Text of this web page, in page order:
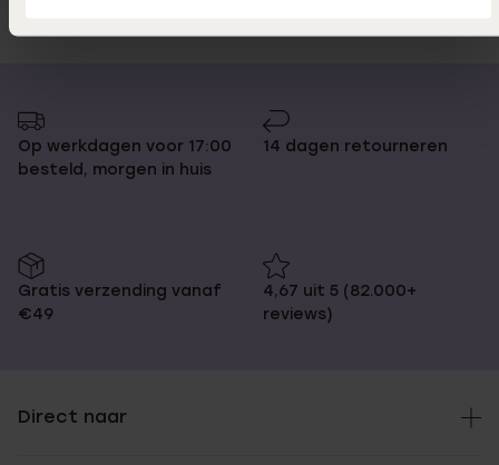
Op werkdagen voor 17:00
besteld, morgen in huis
14 dagen retourneren
Gratis verzending vanaf
€49
4,67 uit 5 (82.000+
reviews)
Direct naar